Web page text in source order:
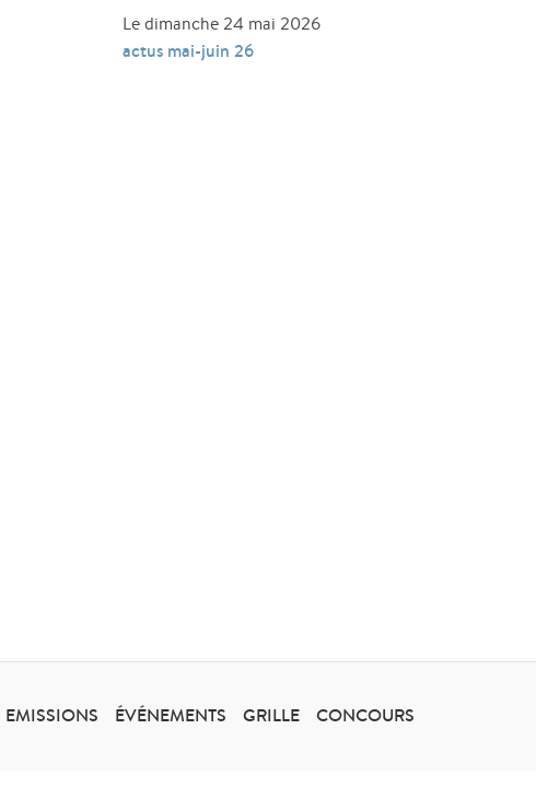
Le dimanche 24 mai 2026
actus mai-juin 26
EMISSIONS ÉVÉNEMENTS GRILLE CONCOURS